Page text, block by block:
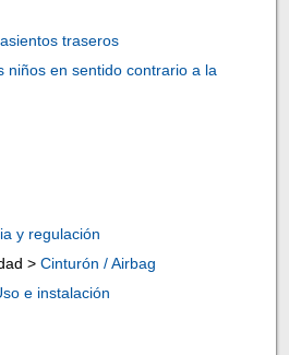
traseros
niños en sentido contrario a la
y regulación
> Cinturón / Airbag
e instalación